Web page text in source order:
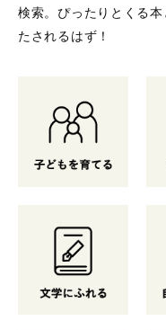
検索。 ぴったりとくる
たされるはず！